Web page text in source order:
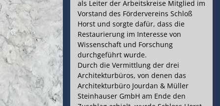
als Leiter der Arbeitskreise Mitglied im
Vorstand des Fördervereins Schloß
Horst und sorgte dafür, dass die
Restaurierung im Interesse von
Wissenschaft und Forschung
durchgeführt wurde.
Durch die Vermittlung der drei
Architekturbüros, von denen das
Architekturbüro Jourdan & Müller
Steinhauser GmbH am Ende den